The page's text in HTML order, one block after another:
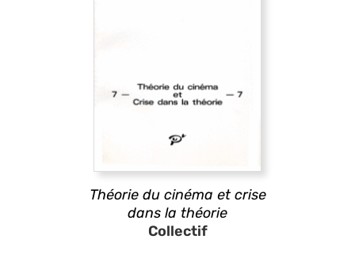
Théorie du cinéma et crise
dans la théorie
Collectif